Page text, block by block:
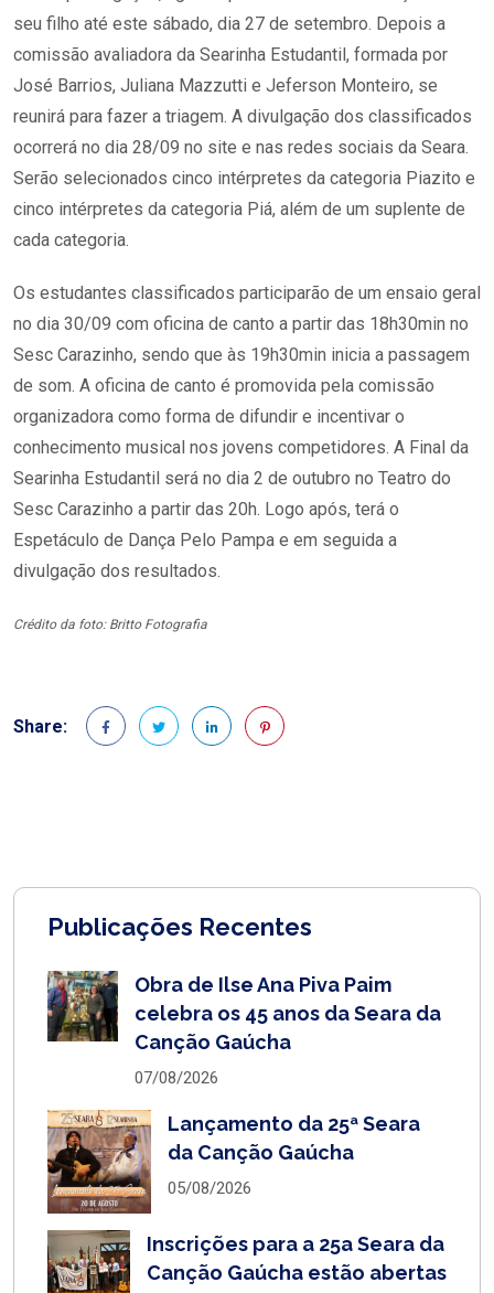
seu filho até este sábado, dia 27 de setembro. Depois a
comissão avaliadora da Searinha Estudantil, formada por
José Barrios, Juliana Mazzutti e Jeferson Monteiro, se
reunirá para fazer a triagem. A divulgação dos classificados
ocorrerá no dia 28/09 no site e nas redes sociais da Seara.
Serão selecionados cinco intérpretes da categoria Piazito e
cinco intérpretes da categoria Piá, além de um suplente de
cada categoria.
Os estudantes classificados participarão de um ensaio geral
no dia 30/09 com oficina de canto a partir das 18h30min no
Sesc Carazinho, sendo que às 19h30min inicia a passagem
de som. A oficina de canto é promovida pela comissão
organizadora como forma de difundir e incentivar o
conhecimento musical nos jovens competidores. A Final da
Searinha Estudantil será no dia 2 de outubro no Teatro do
Sesc Carazinho a partir das 20h. Logo após, terá o
Espetáculo de Dança Pelo Pampa e em seguida a
divulgação dos resultados.
Crédito da foto: Britto Fotografia
Share:
Publicações Recentes
Obra de Ilse Ana Piva Paim
celebra os 45 anos da Seara da
Canção Gaúcha
07/08/2026
Lançamento da 25ª Seara
da Canção Gaúcha
05/08/2026
Inscrições para a 25a Seara da
Canção Gaúcha estão abertas